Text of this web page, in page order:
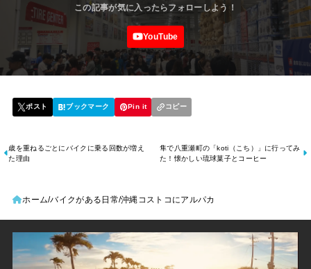
隼で八重瀬町の「koti（こち）」に行ってみ
た！懐かしい琉球菓子とコーヒー
歳を重ねるごとにバイクに乗る回数が増え
た理由
ホーム バイクがある日常 沖縄コストコにアルパカ